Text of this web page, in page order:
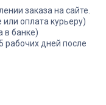
заказа на сайте.
оплата курьеру)
в банке)
рабочих дней после